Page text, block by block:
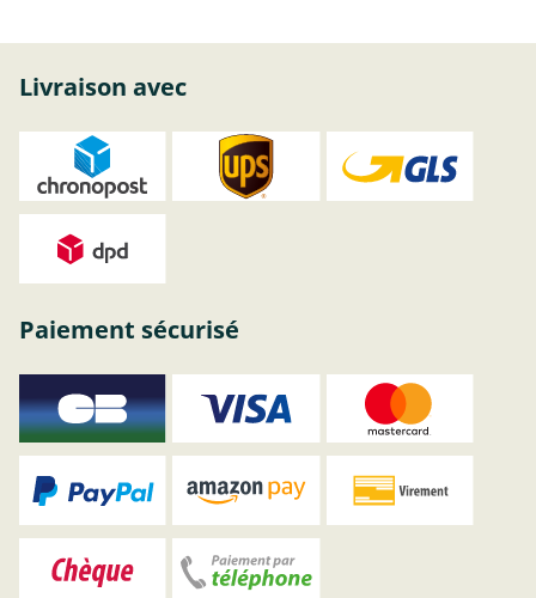
Livraison avec
Paiement sécurisé